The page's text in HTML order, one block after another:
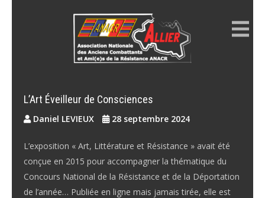
L’Art Éveilleur de Consciences
Daniel LEVIEUX 28 septembre 2024
L’exposition « Art, Littérature et Résistance » avait été
conçue en 2015 pour accompagner la thématique du
Concours National de la Résistance et de la Déportation
de l’année… Publiée en ligne mais jamais tirée, elle est